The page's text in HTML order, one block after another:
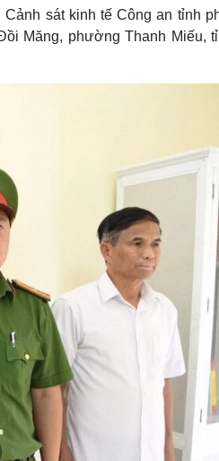
Giải trí
Thời trang
sát kinh tế Công an tỉnh
Măng, phường Thanh Miếu,